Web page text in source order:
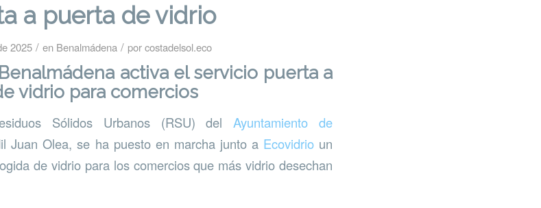
a puerta de vidrio
2025 / en Benalmádena / porcostadelsol.eco
activa el servicio puerta a
vidrio para comercios
Sólidos Urbanos (RSU) delAyuntamiento de
Juan Olea, se ha puesto en marcha junto a Ecovidrioun
de vidrio para los comercios que más vidrio desechan